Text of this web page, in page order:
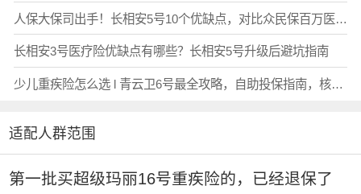
人保大保司出手！长相安5号10个优缺点，对比众民保百万医疗2026、超越保无忧版，免健告医疗深度测评，怎么选？（附投保入口）
长相安3号医疗险优缺点有哪些？长相安5号升级后避坑指南
少儿重疾险怎么选 l 青云卫6号最全攻略，自助投保指南，核保放宽+优缺点分析！
适配人群范围
第一批买超级玛丽16号重疾险的，已经退保了